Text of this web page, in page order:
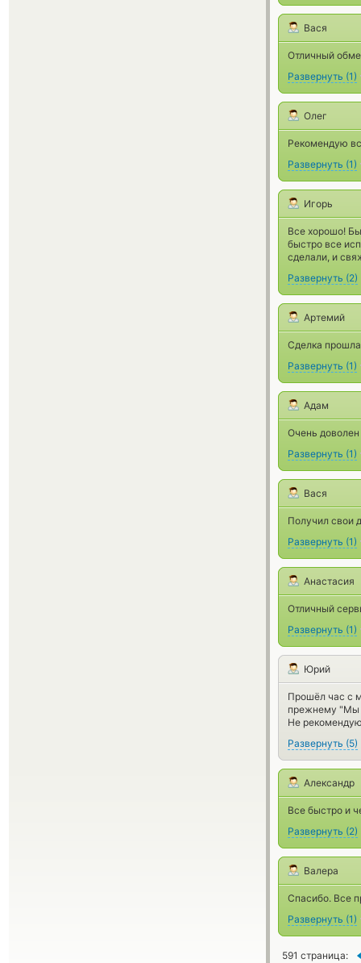
Вася
Отличный
Развернуть (1)
Олег
Рекомендую
Развернуть (1)
Игорь
Все хорошо!
быстро все
сделали, и
Развернуть (2)
Артемий
Сделка
Развернуть (1)
Адам
Очень доволен
Развернуть (1)
Вася
Получил свои
Развернуть (1)
Анастасия
Отличный
Развернуть (1)
Юрий
Прошёл час с
прежнему "Мы
Не
Развернуть (5)
Александр
Все быстро и
Развернуть (2)
Валера
Спасибо. Все
Развернуть (1)
591 страница: